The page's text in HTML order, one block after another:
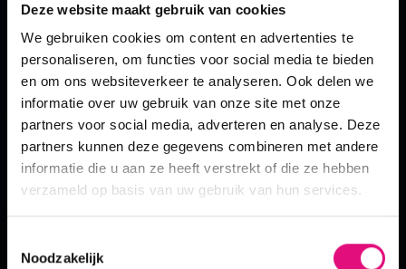
Deze website maakt gebruik van cookies
We gebruiken cookies om content en advertenties te
personaliseren, om functies voor social media te bieden
en om ons websiteverkeer te analyseren. Ook delen we
informatie over uw gebruik van onze site met onze
partners voor social media, adverteren en analyse. Deze
partners kunnen deze gegevens combineren met andere
informatie die u aan ze heeft verstrekt of die ze hebben
verzameld op basis van uw gebruik van hun services.
Noodzakelijk
John iemand uit Catalonië. Nieuwsgierig legde hij zijn
nieuwe visitekaartje voor en vroeg wat zij dacht dat het
betekende. Haar antwoord: afhankelijk van de context kon
Emixion zowel uitzenden, uitgezonderd als uitzondering
betekenen.
In 2016 was het tijd voor een complete restyling van de
huisstijl en het logo. Dit logo, inmiddels negen jaar geleden
samen met Tom Oude Vrielink ontworpen, prijkt nog
kantoor op het Kerkenbos 1103C in Nijmegen.
our mission
the crew
vacatures
blog